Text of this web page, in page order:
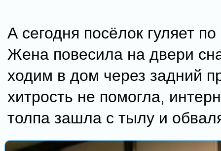
А сегодня посёлок гуляет
Жена повесила на двери
ходим в дом через задний
хитрость не помогла,
толпа зашла с тылу и